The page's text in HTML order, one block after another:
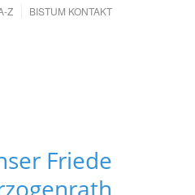
Z BISTUM KONTAKT
Friede